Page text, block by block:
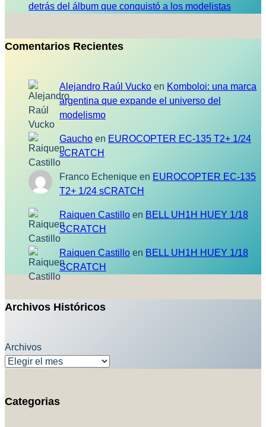
detrás del álbum que conquistó a los modelistas
Comentarios Recientes
Alejandro Raúl Vucko en Komboloi: una marca
argentina que expande el universo del
modelismo
Gaucho en EUROCOPTER EC-135 T2+ 1/24
sCRATCH
Franco Echenique en EUROCOPTER EC-135
T2+ 1/24 sCRATCH
Raiquen Castillo en BELL UH1H HUEY 1/18
SCRATCH
Raiquen Castillo en BELL UH1H HUEY 1/18
SCRATCH
Archivos Históricos
Archivos
Categorias